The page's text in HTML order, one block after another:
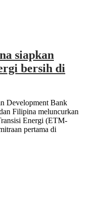
siapkan
bersih di
Development Bank
Filipina meluncurkan
Energi (ETM-
pertama di